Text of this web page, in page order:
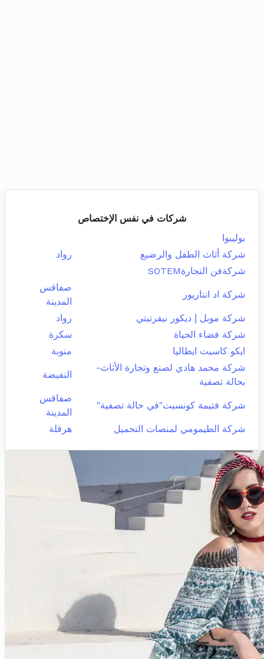
شركات في نفس الإختصاص
بوليبوا
شركة أثاث الطفل والرضيع
رواد
شركةفن النجارةSOTEM
شركة اد انتاريور
صفاقس
المدينة
شركة موبل إ ديكور نيفرتيتي
رواد
شركة فضاء الحياة
سكرة
ايكو كاسيت ايطاليا
منوبة
شركة محمد هادي لصنع وتجارة الأثاث-
بحالة تصفية
النفيضة
شركة فتيمة كونسبت"في حالة تصفية"
صفاقس
المدينة
شركة الطيمومي لمنصات التحميل
هرقلة